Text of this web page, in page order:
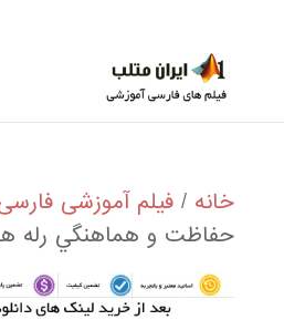
خانه / فیلم آموزشی
حفاظت و هماهنگي رله